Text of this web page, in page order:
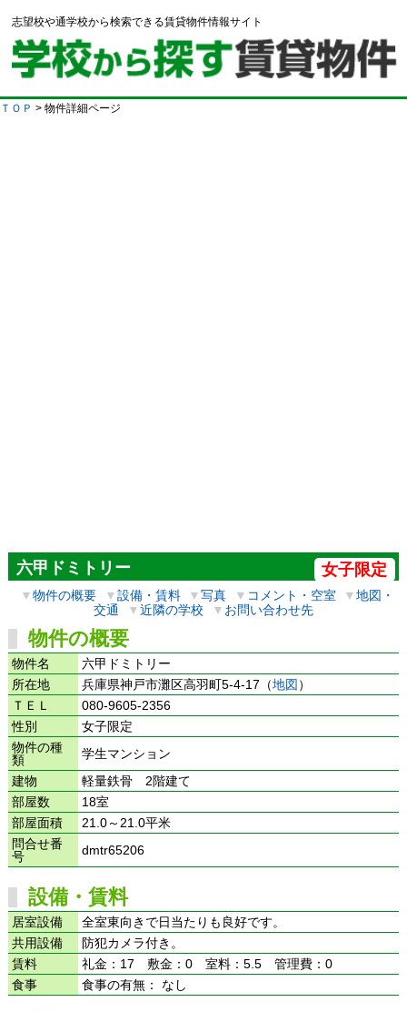
志望校や通学校から検索できる賃貸物件情報サイト
ＴＯＰ > 物件詳細ページ
六甲ドミトリー 女子限定
▼物件の概要 ▼設備・賃料 ▼写真 ▼ コメント・空室 ▼地図・
交通
▼近隣の学校 ▼ お問い合わせ先
物件の概要
物件名
六甲ドミトリー
所在地
兵庫県神戸市灘区高羽町5-4-17（地図 ）
ＴＥＬ
080-9605-2356
性別
女子限定
物件の種
類
学生マンション
建物
軽量鉄骨 2階建て
部屋数
18室
部屋面積
21.0～21.0平米
問合せ番
号
dmtr65206
設備・賃料
居室設備
全室東向きで日当たりも良好です。
共用設備
防犯カメラ付き。
賃料
礼金：17 敷金：0 室料：5.5 管理費：0
食事
食事の有無： なし